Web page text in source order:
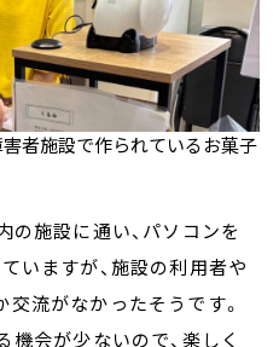
害者施設で作られているお菓子
の施設に通い、パソコンを
いますが、施設の利用者や
流がなかったそうです。
機会が少ないので、楽しく